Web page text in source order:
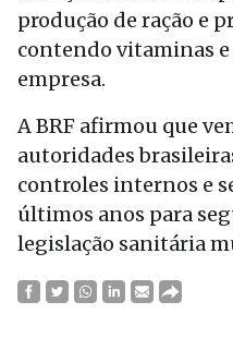
produção de ração e
contendo vitaminas
empresa.
A BRF afirmou que
autoridades
controles internos e
últimos anos para
legislação sanitária